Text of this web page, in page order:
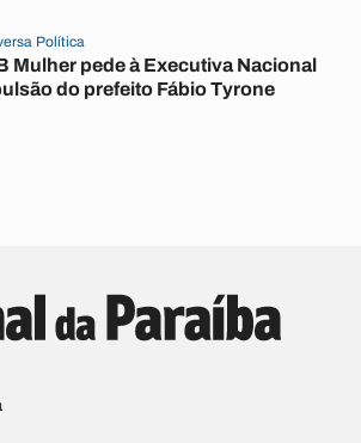
Política
Mulher pede à Executiva Nacional
do prefeito Fábio Tyrone